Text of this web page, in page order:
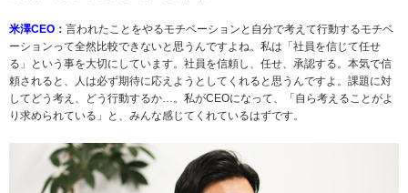
米澤CEO ： 言われたことをやるモチベーションと自分で考えて行動するモチベ
ーションって全然比較できないと思うんですよね。私は「社員を信じて任せ
る」という事を大切にしています。社員を信頼し、任せ、承認する。本気で信
頼されると、人は必ず期待に応えようとしてくれると思うんですよ。課題に対
してどう考え、どう行動するか…。私がCEOになって、「自ら考えることがよ
り求められている」と、みんな感じてくれているはずです。